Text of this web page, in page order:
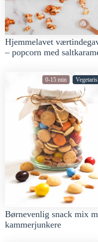
Hjemmelavet
– popcorn med
0-15 min
Børnevenlig snack mix
kammerjunkere